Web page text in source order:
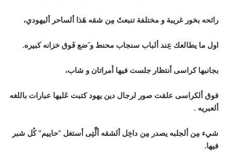
رائحه بخور غريبة و مختلفة تنبعثَ مِن شقه هَذا ألساحر أليهودي،
اول ما يطالعك عِند ألباب سنجاب محنط و َضع فَوق خزانه كبيره.
بجانبها كراسى أنتظار جلست فيها أمراتان و شاب،
فوق ألكراسى علقت صور لرجال دين يهود كتبت عَليها عبارات باللغه
ألعبريه .
شيء مِن ألجلبه يصدر مِن داخِل ألشقه ألَّتِى أستغل “حاييم” كُل شبر
فيها.